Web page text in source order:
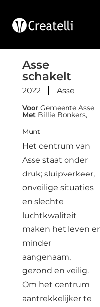
Asse
schakelt
2022 Asse
Voor Gemeente Asse
Met Billie Bonkers,
Munt
Het centrum van
Asse staat onder
druk; sluipverkeer,
onveilige situaties
en slechte
luchtkwaliteit
maken het leven er
minder
aangenaam,
gezond en veilig.
Om het centrum
aantrekkelijker te